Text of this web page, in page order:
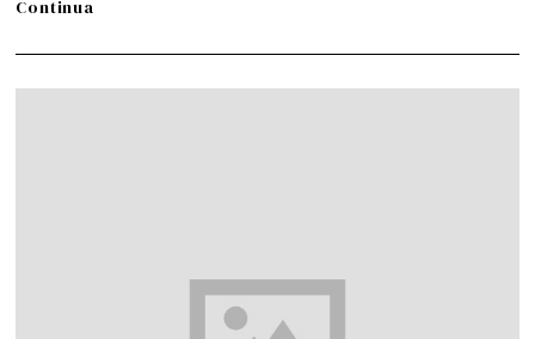
Continua